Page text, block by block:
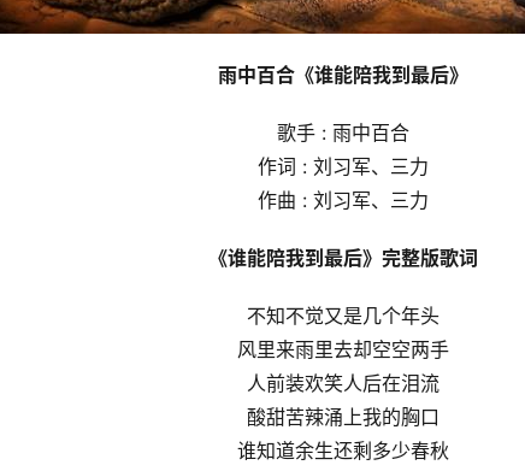
雨中百合《谁能陪我到最后》
歌手 : 雨中百合
作词 : 刘习军、三力
作曲 : 刘习军、三力
《谁能陪我到最后》完整版歌词
不知不觉又是几个年头
风里来雨里去却空空两手
人前装欢笑人后在泪流
酸甜苦辣涌上我的胸口
谁知道余生还剩多少春秋